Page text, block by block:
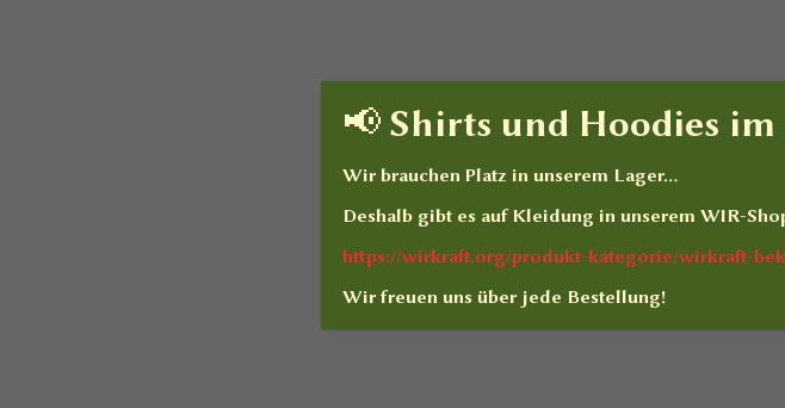
📢 Shirts und Hoodies im
Wir brauchen Platz in unserem Lager…
Deshalb gibt es aufKleidung in unserem WIR-
https://wirkraft.org/produkt-kategorie/wirkraft-
Wir freuen uns über jede Bestellung!